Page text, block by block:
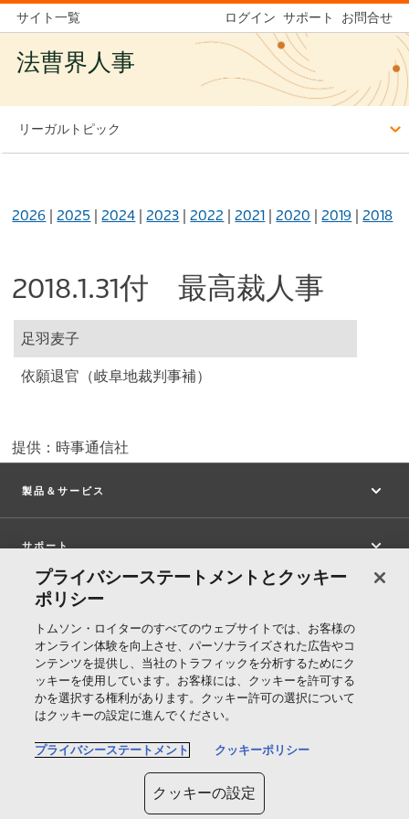
サイト一覧 ログイン サポート お問合せ
法曹界人事
リーガルトピック
2026 |2025 |2024 |2023 |2022 |2021 |2020 |2019 |2018
2018.1.31付 最高裁人事
足羽麦子
依願退官（岐阜地裁判事補）
提供：時事通信社
製品＆サービス
サポート
トムソン・ロイターについて
公式SNS
プライバシーステートメントとクッキー
ポリシー
トムソン・ロイターのすべてのウェブサイトでは、お客様の
オンライン体験を向上させ、パーソナライズされた広告やコ
ンテンツを提供し、当社のトラフィックを分析するためにク
ッキーを使用しています。お客様には、クッキーを許可する
かを選択する権利があります。クッキー許可の選択について
はクッキーの設定に進んでください。
プライバシーステートメント クッキーポリシー
クッキーの設定